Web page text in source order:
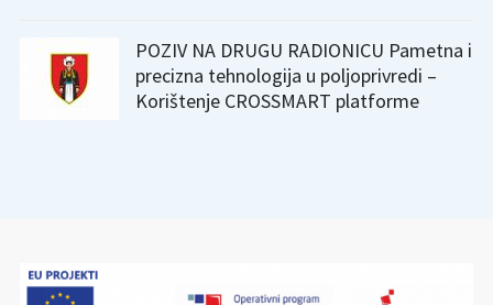
POZIV NA DRUGU RADIONICU Pametna i
precizna tehnologija u poljoprivredi –
Korištenje CROSSMART platforme